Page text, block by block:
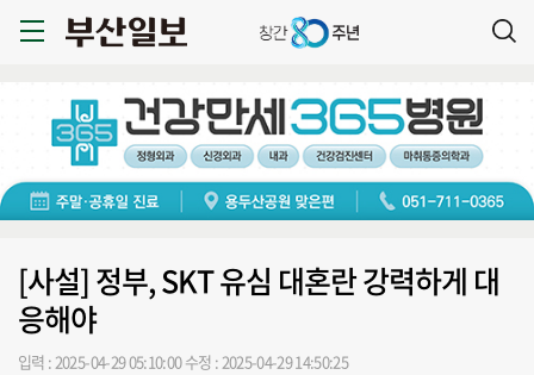
[사설] 정부, SKT 유심 대혼란 강력하게 대
응해야
입력 : 2025-04-29 05:10:00수정 : 2025-04-29 14:50:25